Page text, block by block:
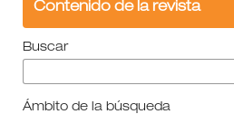
Contenido de la revista
Buscar
Ámbito de la búsqueda